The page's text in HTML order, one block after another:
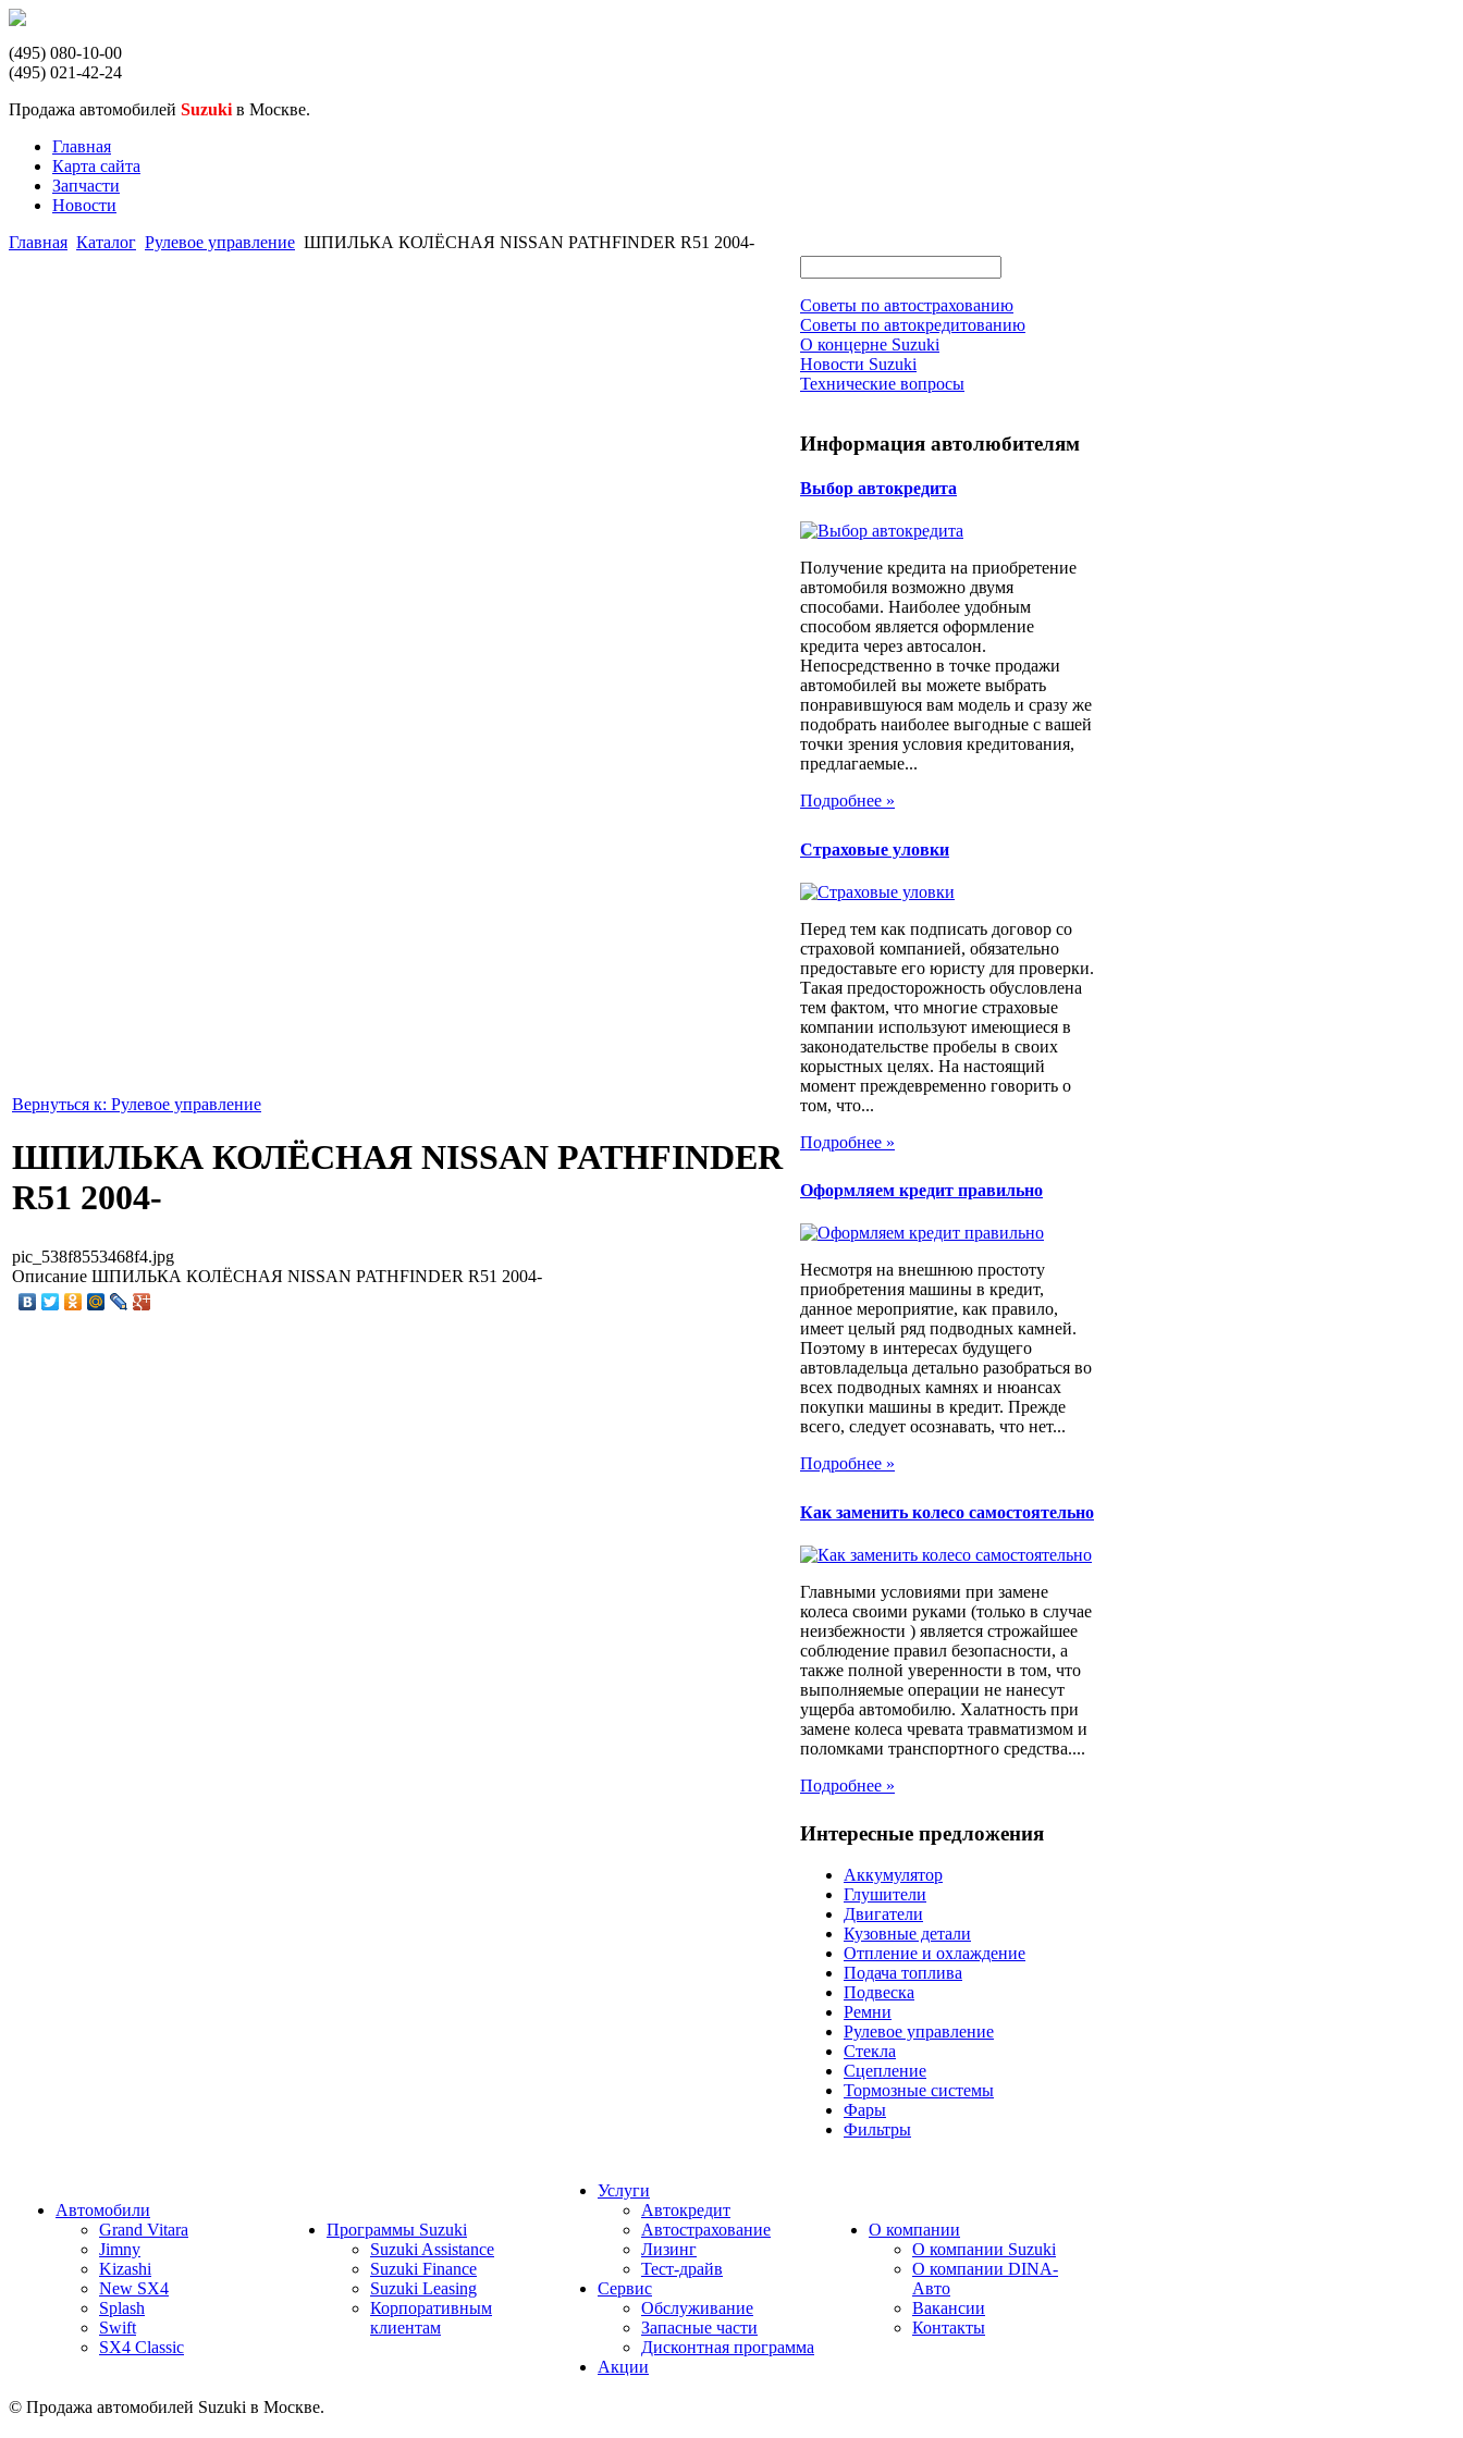
(495) 080-10-00
(495) 021-42-24
Продажа автомобилей Suzuki в Москве.
Главная
Карта сайта
Запчасти
Новости
Главная Каталог Рулевое управление ШПИЛЬКА КОЛЁСНАЯ NISSAN PATHFINDER R51 2004-
Вернуться к: Рулевое управление
ШПИЛЬКА КОЛЁСНАЯ NISSAN PATHFINDER
R51 2004-
pic_538f8553468f4.jpg
Описание ШПИЛЬКА КОЛЁСНАЯ NISSAN PATHFINDER R51 2004-
Советы по автострахованию
Советы по автокредитованию
О концерне Suzuki
Новости Suzuki
Технические вопросы
Информация автолюбителям
Выбор автокредита
Получение кредита на приобретение
автомобиля возможно двумя
способами. Наиболее удобным
способом является оформление
кредита через автосалон.
Непосредственно в точке продажи
автомобилей вы можете выбрать
понравившуюся вам модель и сразу же
подобрать наиболее выгодные с вашей
точки зрения условия кредитования,
предлагаемые...
Подробнее »
Страховые уловки
Перед тем как подписать договор со
страховой компанией, обязательно
предоставьте его юристу для проверки.
Такая предосторожность обусловлена
тем фактом, что многие страховые
компании используют имеющиеся в
законодательстве пробелы в своих
корыстных целях. На настоящий
момент преждевременно говорить о
том, что...
Подробнее »
Оформляем кредит правильно
Несмотря на внешнюю простоту
приобретения машины в кредит,
данное мероприятие, как правило,
имеет целый ряд подводных камней.
Поэтому в интересах будущего
автовладельца детально разобраться во
всех подводных камнях и нюансах
покупки машины в кредит. Прежде
всего, следует осознавать, что нет...
Подробнее »
Как заменить колесо самостоятельно
Главными условиями при замене
колеса своими руками (только в случае
неизбежности ) является строжайшее
соблюдение правил безопасности, а
также полной уверенности в том, что
выполняемые операции не нанесут
ущерба автомобилю. Халатность при
замене колеса чревата травматизмом и
поломками транспортного средства....
Подробнее »
Интересные предложения
Аккумулятор
Глушители
Двигатели
Кузовные детали
Отпление и охлаждение
Подача топлива
Подвеска
Ремни
Рулевое управление
Стекла
Сцепление
Тормозные системы
Фары
Фильтры
Автомобили
Grand Vitara
Jimny
Kizashi
New SX4
Splash
Swift
SX4 Classic
Программы Suzuki
Suzuki Assistance
Suzuki Finance
Suzuki Leasing
Корпоративным
клиентам
Услуги
Автокредит
Автострахование
Лизинг
Тест-драйв
Сервис
Обслуживание
Запасные части
Дисконтная программа
Акции
О компании
О компании Suzuki
О компании DINA-
Авто
Вакансии
Контакты
© Продажа автомобилей Suzuki в Москве.